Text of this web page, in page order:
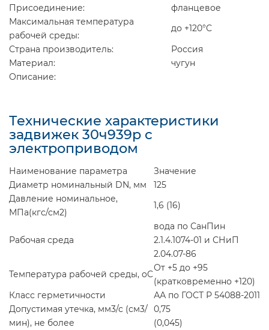
Присоединение:
фланцевое
Максимальная температура
рабочей среды:
до +120°С
Страна производитель:
Россия
Материал:
чугун
Описание:
Технические характеристики
задвижек 30ч939р с
электроприводом
Наименование параметра
Значение
Диаметр номинальный DN, мм
125
Давление номинальное,
МПа(кгс/см2)
1,6 (16)
Рабочая среда
вода по СанПин
2.1.4.1074-01 и СНиП
2.04.07-86
Температура рабочей среды, oC
От +5 до +95
(кратковременно +120)
Класс герметичности
АА по ГОСТ Р 54088-2011
Допустимая утечка, мм3/с (см3/
мин), не более
0,75
(0,045)